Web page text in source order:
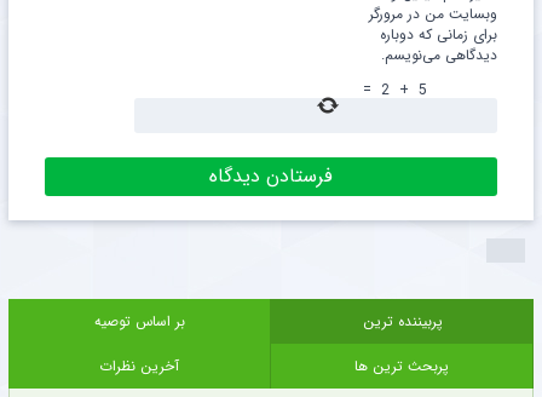
وبسایت من در مرورگر
برای زمانی که دوباره
دیدگاهی می‌نویسم.
5
+
2
=
پربیننده ترین
بر اساس توصیه
پربحث ترین ها
آخرین نظرات